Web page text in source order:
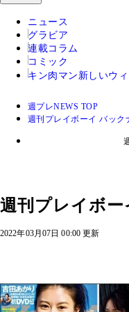
ニュース
グラビア
連載コラム
コミック
キン肉マン 新しいウ
週プレNEWS TOP
週刊プレイボーイ バック
週刊プレイボー
2022年03月07日 00:00 更新